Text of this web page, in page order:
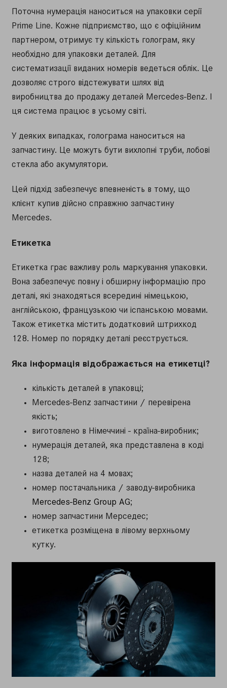
Поточна нумерація наноситься на упаковки серії
Prime Line. Кожне підприємство, що є офіційним
партнером, отримує ту кількість голограм, яку
необхідно для упаковки деталей. Для
систематизації виданих номерів ведеться облік. Це
дозволяє строго відстежувати шлях від
виробництва до продажу деталей Mercedes-Benz. І
ця система працює в усьому світі.
У деяких випадках, голограма наноситься на
запчастину. Це можуть бути вихлопні труби, лобові
стекла або акумулятори.
Цей підхід забезпечує впевненість в тому, що
клієнт купив дійсно справжню запчастину
Mercedes.
Етикетка
Етикетка грає важливу роль маркування упаковки.
Вона забезпечує повну і обширну інформацію про
деталі, які знаходяться всередині німецькою,
англійською, французькою чи іспанською мовами.
Також етикетка містить додатковий штрихкод
128. Номер по порядку деталі реєструється.
Яка інформація відображається на етикетці?
кількість деталей в упаковці;
Mercedes-Benz запчастини / перевірена
якість;
виготовлено в Німеччині - країна-виробник;
нумерація деталей, яка представлена ​​в коді
128;
назва деталей на 4 мовах;
номер постачальника / заводу-виробника
Mercedes-Benz Group AG;
номер запчастини Мерседес;
етикетка розміщена в лівому верхньому
кутку.